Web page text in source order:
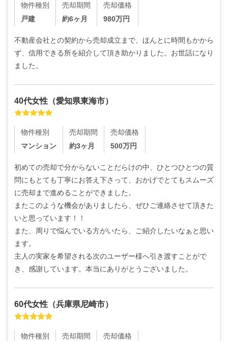
物件種別
戸建
売却期間
約6ヶ月
売却価格
980万円
不動産会社との契約から売却成立まで、ほんとに時間もかから
ず、信用できる所を紹介して頂き助かりました。お世話になり
ました。
40代女性 （愛知県東海市）
物件種別
マンション
売却期間
約3ヶ月
売却価格
500万円
初めての売却で分からないことだらけの中、ひとつひとつの質
問にもとても丁寧にお答え下さって、おかげでとてもスムーズ
に売却まで進めることができました。
またこのような機会がありましたら、ぜひご連絡させて頂きた
いと思っています！！
また、周りで悩んでいる方がいたら、ご紹介したいなぁと思い
ます。
主人の実家を希望される次のユーザー様へ引き渡すことがで
き、感謝しています。本当にありがとうございました。
60代女性 （兵庫県尼崎市）
物件種別
売却期間
売却価格